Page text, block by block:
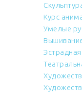
Курс
Умелые